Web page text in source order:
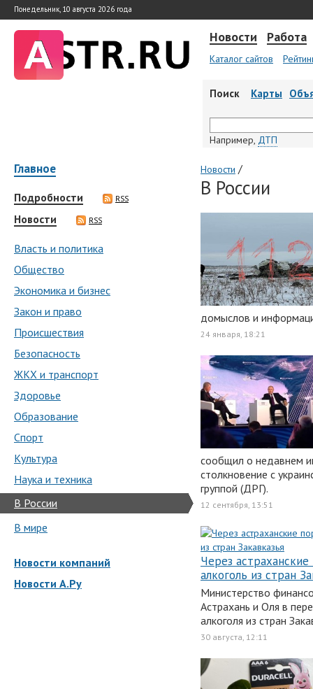
Понедельник, 10 августа 2026 года
Новости Работа
Каталог сайтов
Поиск Карты
Например, ДТП
Главное
Подробности RSS
Новости RSS
Власть и политика
Общество
Экономика и бизнес
Закон и право
Происшествия
Безопасность
ЖКХ и транспорт
Здоровье
Образование
Спорт
Культура
Наука и техника
В России
В мире
Новости компаний
Новости А.Ру
Новости /
В России
домыслов и
24 января, 18:21
сообщил о недавнем
столкновение с
группой (ДРГ).
12 сентября, 13:51
Через
алкоголь из стран
Министерство
Астрахань и Оля в
алкоголя из стран
30 августа, 12:11